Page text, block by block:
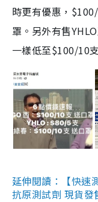
時更有優惠，
罩。另外有售
一樣低至$100/10
延伸閱讀：【快速
抗原測試劑 現貨